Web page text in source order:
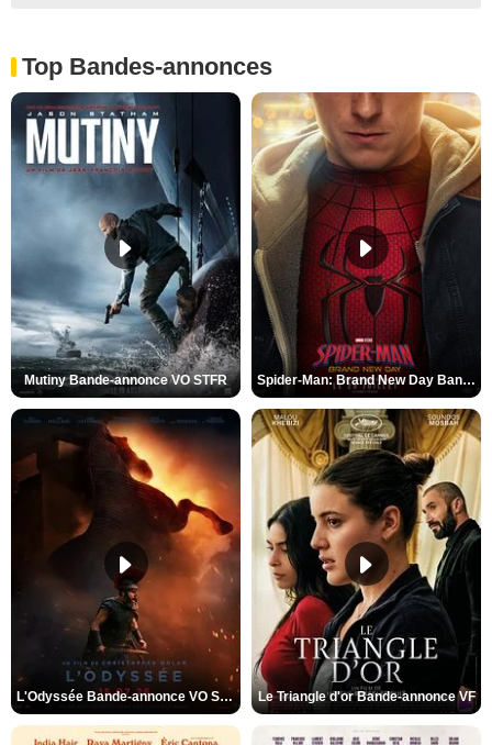
Top Bandes-annonces
Mutiny Bande-annonce VO STFR Spider-Man: Brand New Day Bande-annonce VO STFR
L'Odyssée Bande-annonce VO STFR Le Triangle d'or Bande-annonce VF